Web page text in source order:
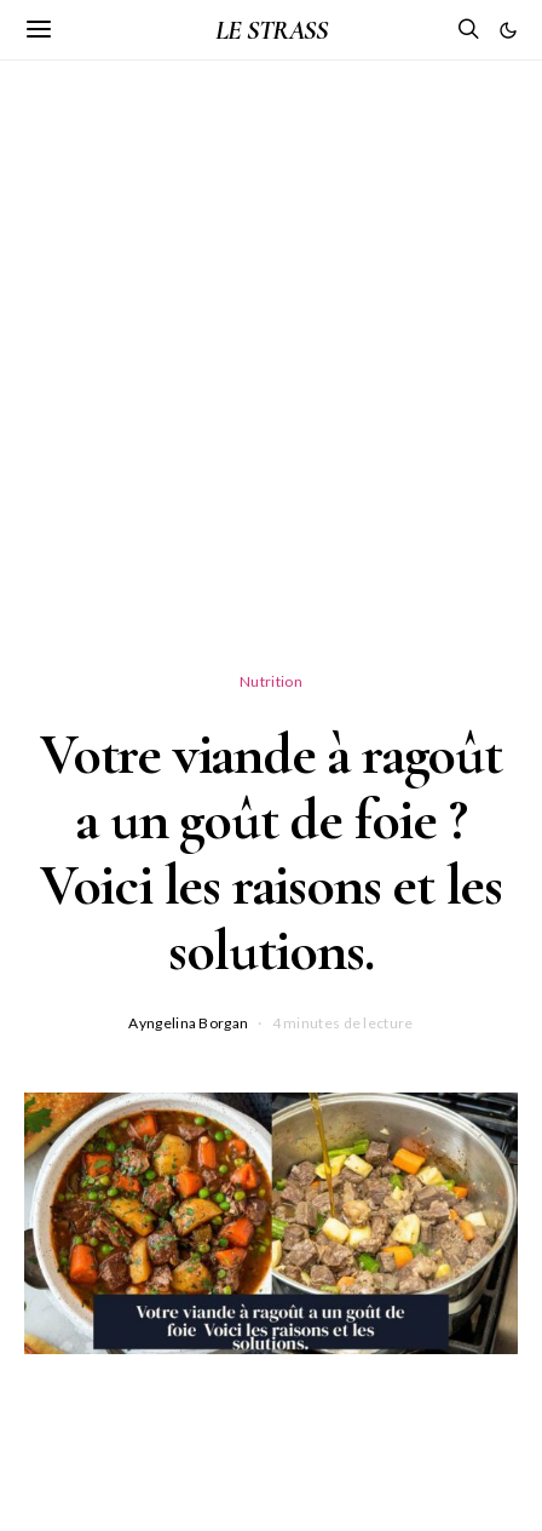
LE STRASS
Nutrition
Votre viande à ragoût
a un goût de foie ?
Voici les raisons et les
solutions.
Ayngelina Borgan 4 minutes de lecture